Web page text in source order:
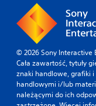
© 2026 Sony Interactive
Cała zawartość, tytuły
znaki handlowe, grafiki
handlowymi i/lub
należącymi do ich